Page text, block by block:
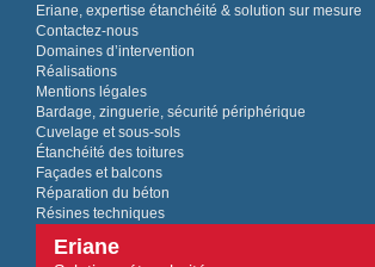
Eriane, expertise étanchéité & solution sur mesure
Contactez-nous
Domaines d’intervention
Réalisations
Mentions légales
Bardage, zinguerie, sécurité périphérique
Cuvelage et sous-sols
Étanchéité des toitures
Façades et balcons
Réparation du béton
Résines techniques
Eriane